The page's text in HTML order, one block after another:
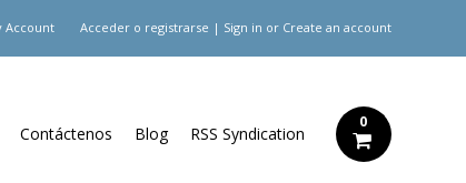
Account Accedero registrarse | Sign in or Create an account
Contáctenos Blog RSS Syndication
0